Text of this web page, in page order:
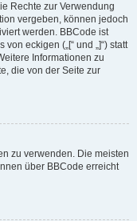
Rechte zur Verwendung
vergeben, können jedoch
werden. BBCode ist
eckigen („[“ und „]“) statt
Informationen zu
die von der Seite zur
zu verwenden. Die meisten
über BBCode erreicht